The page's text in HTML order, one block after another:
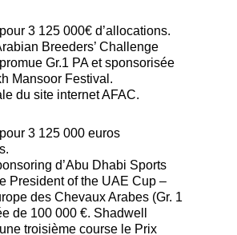
3 125 000€ d’allocations.
Breeders’ Challenge
Gr.1 PA et sponsorisée
Mansoor Festival.
du site internet AFAC.
3 125 000 euros
d’Abu Dhabi Sports
President of the UAE Cup –
des Chevaux Arabes (Gr. 1
de 100 000 €. Shadwell
troisième course le Prix